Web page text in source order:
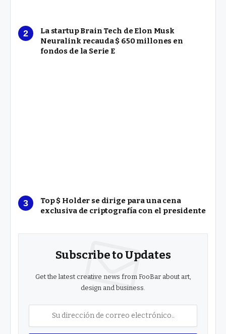
La startup Brain Tech de Elon Musk
Neuralink recauda $ 650 millones en
fondos de la Serie E
Top $ Holder se dirige para una cena
exclusiva de criptografía con el presidente
Subscribe to Updates
Get the latest creative news from FooBar about art,
design and business.